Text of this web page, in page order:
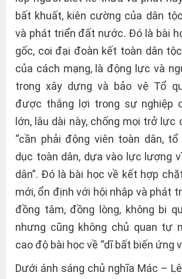
bất khuất, kiên cường của dân
và phát triển đất nước. Đó là bài
gốc, coi đại đoàn kết toàn dân
của cách mạng, là động lực và
trong xây dựng và bảo vệ Tổ
được thắng lợi trong sự nghiệp
lớn, lâu dài này, chống mọi trở lực
“cần phải động viên toàn dân,
dục toàn dân, dựa vào lực lượng
dân”. Đó là bài học về kết hợp
mới, ổn định với hội nhập và phát
đồng tâm, đồng lòng, không bi
nhưng cũng không chủ quan tự
cao độ bài học về “dĩ bất biến ứng
Dưới ánh sáng chủ nghĩa Mác –